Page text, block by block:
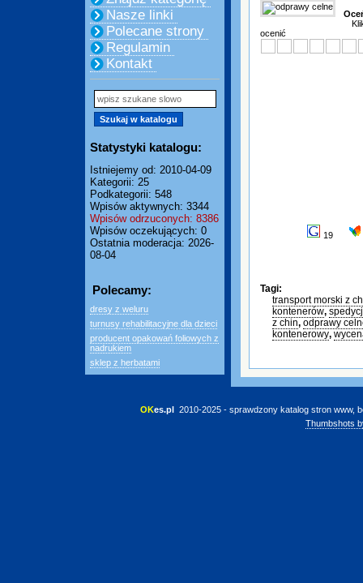
Nasze linki
Polecane strony
Regulamin
Kontakt
Statystyki katalogu:
Istniejemy od: 2010-04-09
Kategorii: 25
Podkategorii: 548
Wpisów aktywnych: 3344
Wpisów odrzuconych: 8386
Wpisów oczekujących: 0
Ostatnia moderacja: 2026-
08-04
Polecamy:
dresy z weluru
turnusy rehabilitacyjne dla dzieci
producent opakowań foliowych z
nadrukiem
sklep z herbatami
ocenić
19
Tagi:
transport morski z
kontenerów,
z chin, odprawy
kontenerowy,
OKes.pl 2010-2025 - sprawdzony katalog stron www,
Thumbshots